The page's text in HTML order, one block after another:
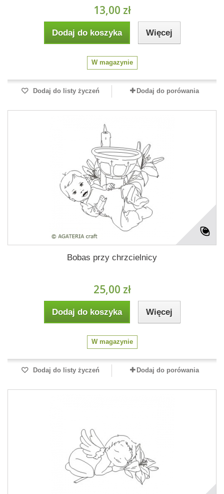
13,00 zł
Dodaj do koszyka Więcej
W magazynie
Dodaj do listy życzeń Dodaj do porówania
Bobas przy chrzcielnicy
25,00 zł
Dodaj do koszyka Więcej
W magazynie
Dodaj do listy życzeń Dodaj do porówania